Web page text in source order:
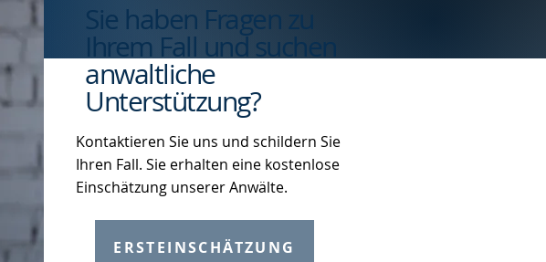
Sie haben Fragen zu
Ihrem Fall und suchen
anwaltliche
Unterstützung?
Kontaktieren Sie uns und schildern Sie
Ihren Fall. Sie erhalten eine kostenlose
Einschätzung unserer Anwälte.
ERSTEINSCHÄTZUNG